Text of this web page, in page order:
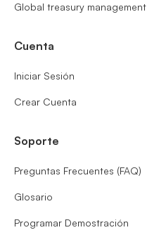
Global treasury management
Cuenta
Iniciar Sesión
Crear Cuenta
Soporte
Preguntas Frecuentes (FAQ)
Glosario
Programar Demostración